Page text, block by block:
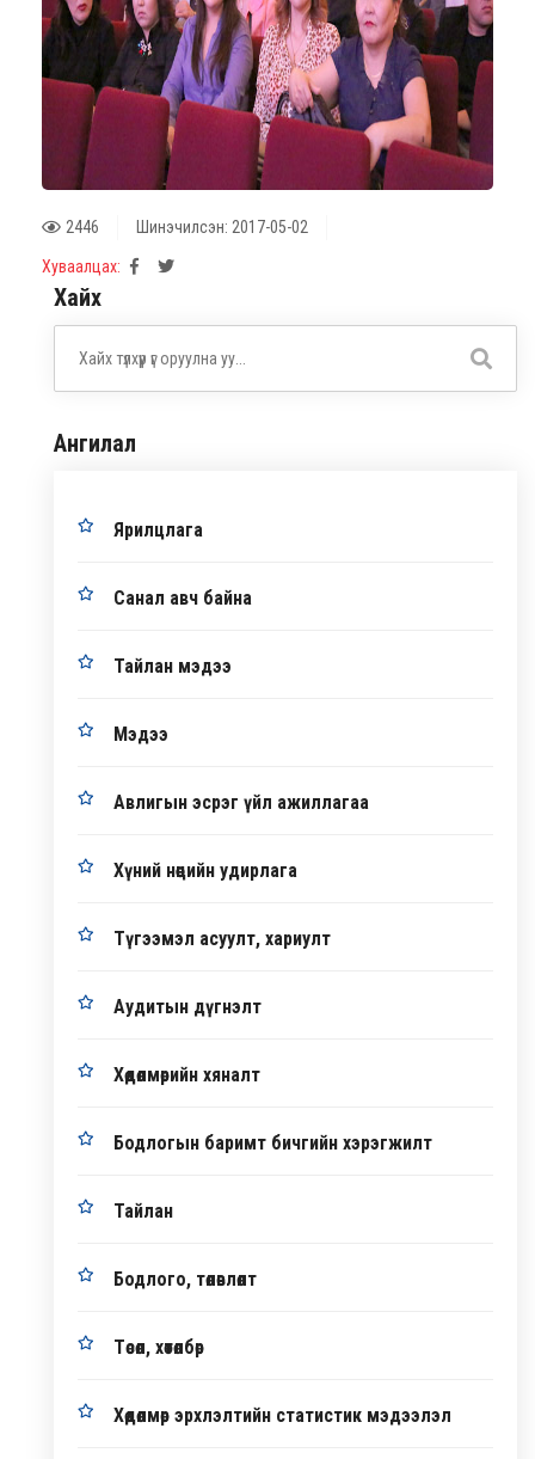
2446 Шинэчилсэн: 2017-05-02
Хуваалцах:
Хайх
Ангилал
Ярилцлага
Санал авч байна
Тайлан мэдээ
Мэдээ
Авлигын эсрэг үйл ажиллагаа
Хүний нөөцийн удирлага
Түгээмэл асуулт, хариулт
Аудитын дүгнэлт
Хөдөлмөрийн хяналт
Бодлогын баримт бичгийн хэрэгжилт
Тайлан
Бодлого, төлөвлөлт
Төсөл, хөтөлбөр
Хөдөлмөр эрхлэлтийн статистик мэдээлэл